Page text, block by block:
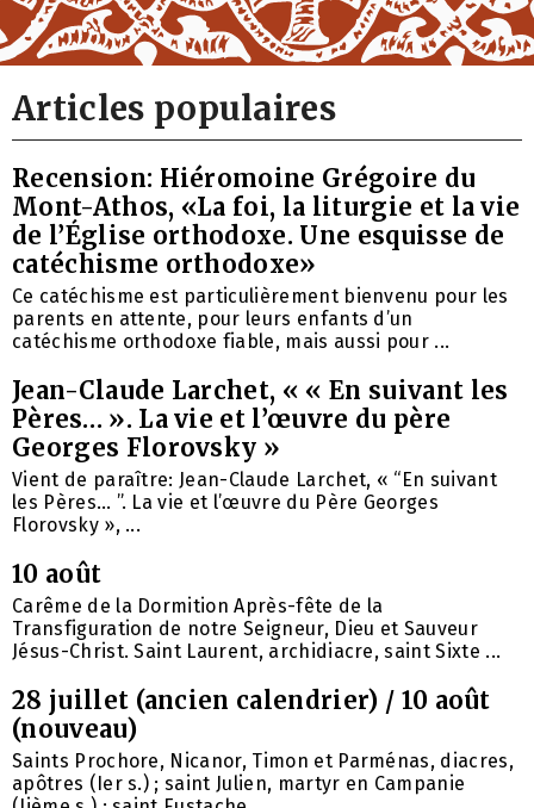
Articles populaires
Recension: Hiéromoine Grégoire du
Mont-Athos, «La foi, la liturgie et la vie
de l’Église orthodoxe. Une esquisse de
catéchisme orthodoxe»
Ce catéchisme est particulièrement bienvenu pour les
parents en attente, pour leurs enfants d’un
catéchisme orthodoxe fiable, mais aussi pour ...
Jean-Claude Larchet, « « En suivant les
Pères… ». La vie et l’œuvre du père
Georges Florovsky »
Vient de paraître: Jean-Claude Larchet, « “En suivant
les Pères… ”. La vie et l’œuvre du Père Georges
Florovsky », ...
10 août
Carême de la Dormition Après-fête de la
Transfiguration de notre Seigneur, Dieu et Sauveur
Jésus-Christ. Saint Laurent, archidiacre, saint Sixte ...
28 juillet (ancien calendrier) / 10 août
(nouveau)
Saints Prochore, Nicanor, Timon et Parménas, diacres,
apôtres (Ier s.) ; saint Julien, martyr en Campanie